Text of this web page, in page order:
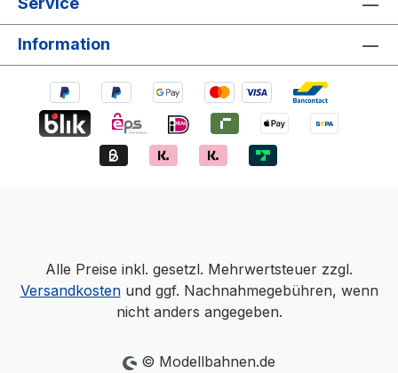
Information
Alle Preise inkl. gesetzl. Mehrwertsteuer zzgl.
Versandkostenund ggf. Nachnahmegebühren, wenn
nicht anders angegeben.
© Modellbahnen.de